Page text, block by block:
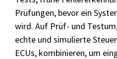
Prüfungen, bevor ein
wird. Auf Prüf- und
echte und simulierte
ECUs, kombinieren, um